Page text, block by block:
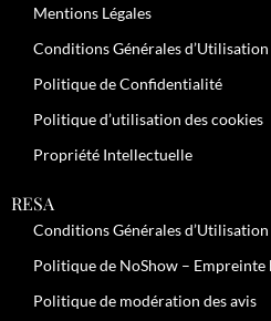
Mentions Légales
Conditions Générales d’Utilisation
Politique de Confidentialité
Politique d’utilisation des cookies
Propriété Intellectuelle
RESA
Conditions Générales d’Utilisation
Politique de NoShow –
Politique de modération des avis